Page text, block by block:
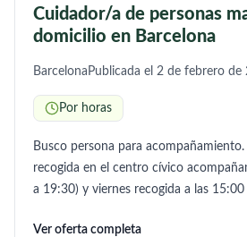
Cuidador/a de personas
domicilio en Barcelona
Barcelona Publicada el 2 de febrero de
Por horas
Busco persona para
recogida en el centro cívico
a 19:30) y viernes recogida a las
Ver oferta completa